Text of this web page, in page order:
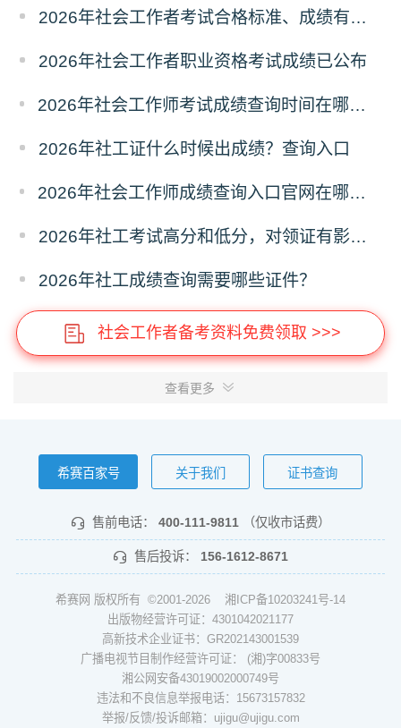
2026年社会工作者考试合格标准、成绩有效期
2026年社会工作者职业资格考试成绩已公布
2026年社会工作师考试成绩查询时间在哪天？历年成绩查询时间
2026年社工证什么时候出成绩？查询入口
2026年社会工作师成绩查询入口官网在哪？怎么查询？
2026年社工考试高分和低分，对领证有影响吗？
2026年社工成绩查询需要哪些证件？
社会工作者备考资料免费领取 >>>
查看更多
希赛百家号 关于我们 证书查询
售前电话： 400-111-9811 （仅收市话费）
售后投诉： 156-1612-8671
希赛网 版权所有 ©2001-2026 湘ICP备10203241号-14
出版物经营许可证：4301042021177
高新技术企业证书：GR202143001539
广播电视节目制作经营许可证： (湘)字00833号
湘公网安备43019002000749号
违法和不良信息举报电话：15673157832
举报/反馈/投诉邮箱：ujigu@ujigu.com